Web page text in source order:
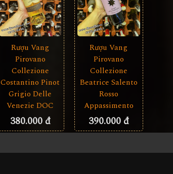
Rượu Vang
Pirovano
Collezione
Costantino Pinot
Grigio Delle
Venezie DOC
380.000 đ
Rượu Vang
Pirovano
Collezione
Beatrice Salento
Rosso
Appassimento
390.000 đ